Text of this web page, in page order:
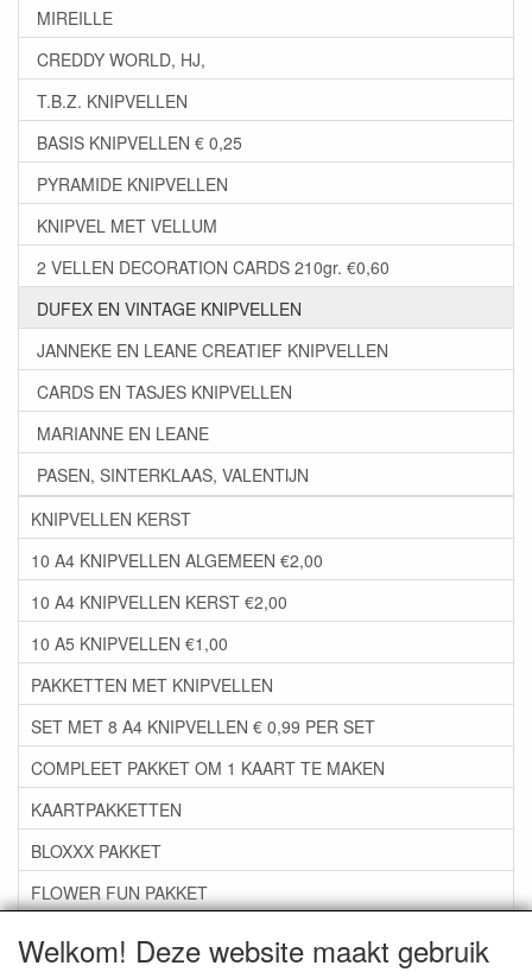
Welkom! Deze website maakt gebruik
MIREILLE
CREDDY WORLD, HJ,
T.B.Z. KNIPVELLEN
BASIS KNIPVELLEN € 0,25
PYRAMIDE KNIPVELLEN
KNIPVEL MET VELLUM
2 VELLEN DECORATION CARDS 210gr. €0,60
DUFEX EN VINTAGE KNIPVELLEN
JANNEKE EN LEANE CREATIEF KNIPVELLEN
CARDS EN TASJES KNIPVELLEN
MARIANNE EN LEANE
PASEN, SINTERKLAAS, VALENTIJN
KNIPVELLEN KERST
10 A4 KNIPVELLEN ALGEMEEN €2,00
10 A4 KNIPVELLEN KERST €2,00
10 A5 KNIPVELLEN €1,00
PAKKETTEN MET KNIPVELLEN
SET MET 8 A4 KNIPVELLEN € 0,99 PER SET
COMPLEET PAKKET OM 1 KAART TE MAKEN
KAARTPAKKETTEN
BLOXXX PAKKET
FLOWER FUN PAKKET
***GROEP 06*** TAPE/LIJM SNIJMALLEN STEMPELS